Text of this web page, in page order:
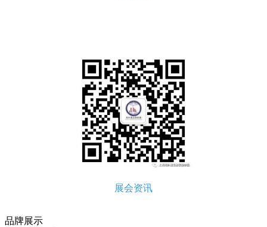
展会资讯
品牌展示